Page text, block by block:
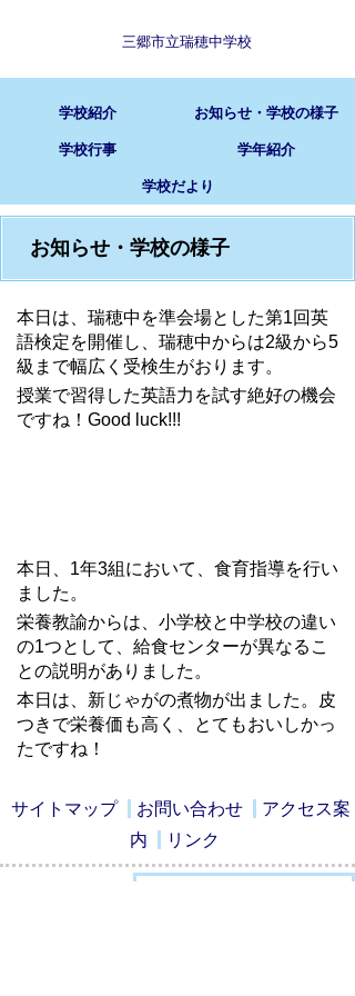
三郷市立瑞穂中学校
学校紹介 お知らせ・学校の様子
学校行事 学年紹介
学校だより
お知らせ・学校の様子
本日は、瑞穂中を準会場とした第1回英
語検定を開催し、瑞穂中からは2級から5
級まで幅広く受検生がおります。
授業で習得した英語力を試す絶好の機会
ですね！Good luck!!!
本日、1年3組において、食育指導を行い
ました。
栄養教諭からは、小学校と中学校の違い
の1つとして、給食センターが異なるこ
との説明がありました。
本日は、新じゃがの煮物が出ました。皮
つきで栄養価も高く、とてもおいしかっ
たですね！
サイトマップ お問い合わせ
アクセス案
内
リンク